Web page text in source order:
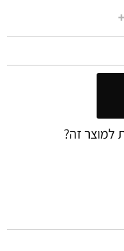
למוצר זה?